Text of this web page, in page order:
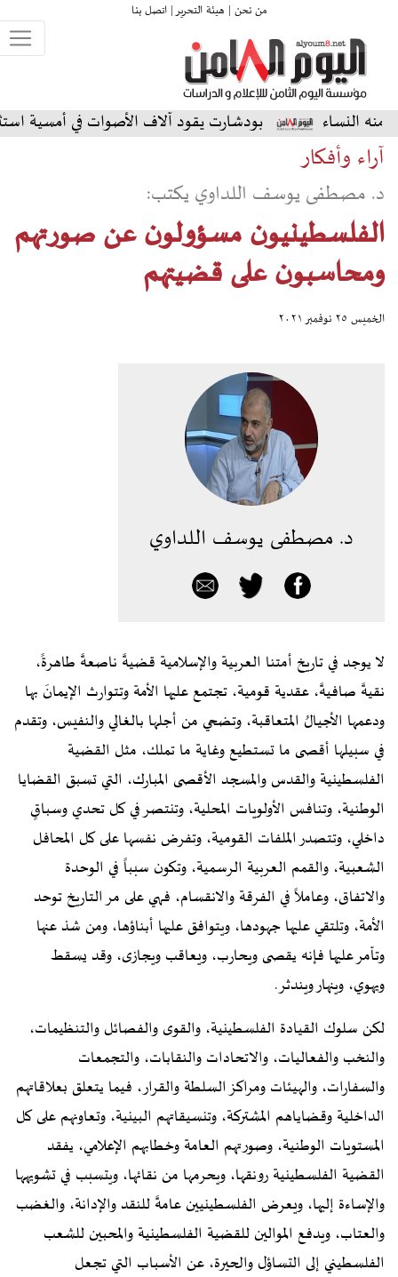
من نحن | هيئة التحرير |اتصل بنا
بودشارت يقود آلاف الأصوات في أمسية استثنائية على
آراء وأفكار
د. مصطفى يوسف اللداوي يكتب:
الفلسطينيون مسؤولون عن صورتهم
ومحاسبون على قضيتهم
الخميس ٢٥ نوفمبر ٢٠٢١
د. مصطفى يوسف اللداوي
لا يوجد في تاريخ أمتنا العربية والإسلامية قضيةً ناصعةً طاهرةً،
نقيةً صافيةً، عقدية قومية، تجتمع عليها الأمة وتتوارث الإيمانَ بها
ودعمها الأجيالُ المتعاقبة، وتضحي من أجلها بالغالي والنفيس، وتقدم
في سبيلها أقصى ما تستطيع وغاية ما تملك، مثل القضية
الفلسطينية والقدس والمسجد الأقصى المبارك، التي تسبق القضايا
الوطنية، وتنافس الأولويات المحلية، وتنتصر في كل تحدي وسباقٍ
داخلي، وتتصدر الملفات القومية، وتفرض نفسها على كل المحافل
الشعبية، والقمم العربية الرسمية، وتكون سبباً في الوحدة
والاتفاق، وعاملاً في الفرقة والانقسام، فهي على مر التاريخ توحد
الأمة، وتلتقي عليها جهودها، ويتوافق عليها أبناؤها، ومن شذ عنها
وتآمر عليها فإنه يقصى ويحارب، ويعاقب ويجازى، وقد يسقط
ويهوي، وينهار ويندثر.
لكن سلوك القيادة الفلسطينية، والقوى والفصائل والتنظيمات،
والنخب والفعاليات، والاتحادات والنقابات، والتجمعات
والسفارات، والهيئات ومراكز السلطة والقرار، فيما يتعلق بعلاقاتهم
الداخلية وقضاياهم المشتركة، وتنسيقاتهم البينية، وتعاونهم على كل
المستويات الوطنية، وصورتهم العامة وخطابهم الإعلامي، يفقد
القضية الفلسطينية رونقها، ويحرمها من نقائها، ويتسبب في تشويهها
والإساءة إليها، ويعرض الفلسطينيين عامةً للنقد والإدانة، والغضب
والعتاب، ويدفع الموالين للقضية الفلسطينية والمحبين للشعب
الفلسطيني إلى التساؤل والحيرة، عن الأسباب التي تجعل